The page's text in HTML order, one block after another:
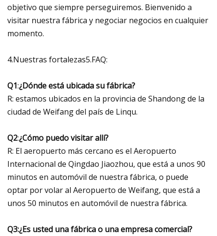
objetivo que siempre perseguiremos. Bienvenido a
visitar nuestra fábrica y negociar negocios en cualquier
momento.
4.Nuestras fortalezas5.FAQ:
Q1:¿Dónde está ubicada su fábrica?
R: estamos ubicados en la provincia de Shandong de la
ciudad de Weifang del país de Linqu.
Q2:¿Cómo puedo visitar allí?
R: El aeropuerto más cercano es el Aeropuerto
Internacional de Qingdao Jiaozhou, que está a unos 90
minutos en automóvil de nuestra fábrica, o puede
optar por volar al Aeropuerto de Weifang, que está a
unos 50 minutos en automóvil de nuestra fábrica.
Q3:¿Es usted una fábrica o una empresa comercial?